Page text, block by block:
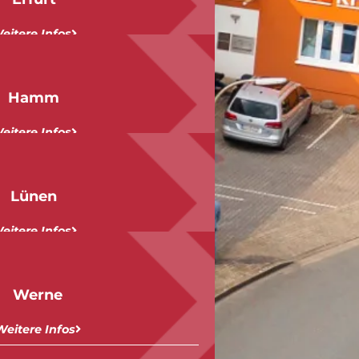
Infos
Hamm
Infos
Lünen
Infos
Werne
Infos